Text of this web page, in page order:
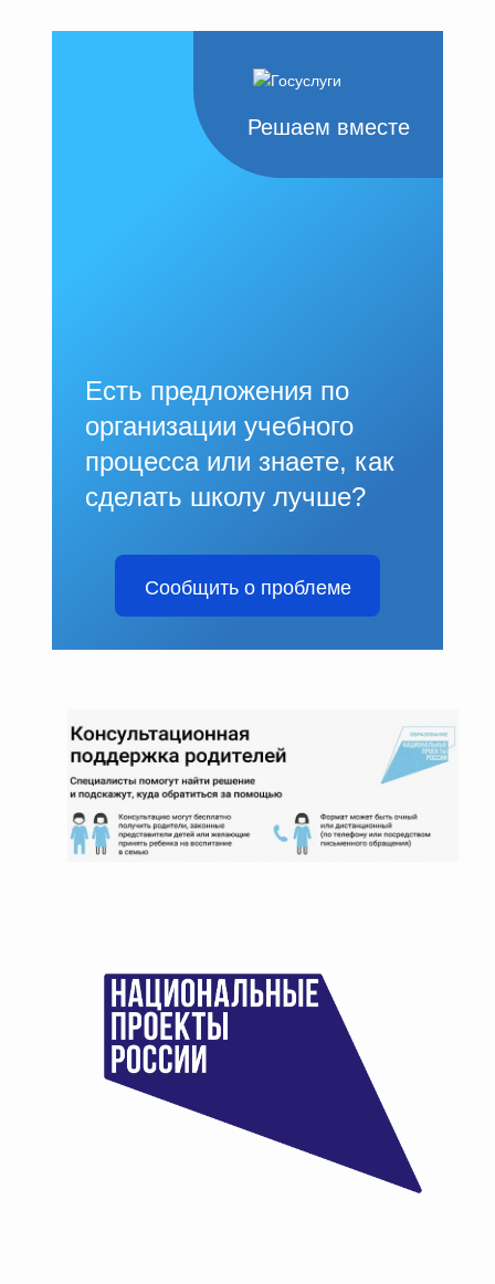
Решаем вместе
Есть предложения по
организации учебного
процесса или знаете, как
сделать школу лучше?
Сообщить о проблеме